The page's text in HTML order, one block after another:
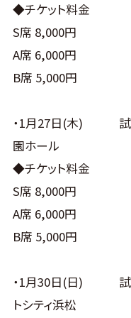
◆チケット料金
S席 8,000円
A席 6,000円
B席 5,000円
・1月27日(木) 試合
園ホール
◆チケット料金
S席 8,000円
A席 6,000円
B席 5,000円
・1月30日(日) 試合
トシティ浜松